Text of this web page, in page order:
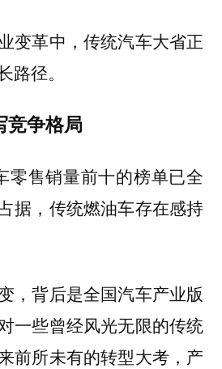
变革中，传统汽车大省正
路径。
竞争格局
零售销量前十的榜单已全
据，传统燃油车存在感持
，背后是全国汽车产业版
一些曾经风光无限的传统
前所未有的转型大考，产